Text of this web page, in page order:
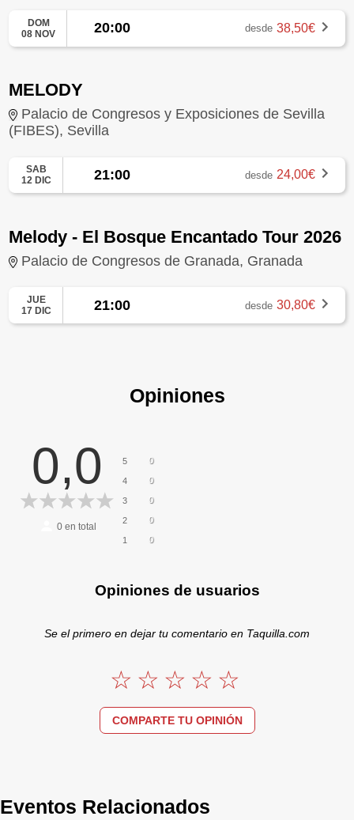
DOM
08 NOV
20:00 desde 38,50€
MELODY
Palacio de Congresos y Exposiciones de Sevilla
(FIBES), Sevilla
SAB
12 DIC
21:00 desde 24,00€
Melody - El Bosque Encantado Tour 2026
Palacio de Congresos de Granada, Granada
JUE
17 DIC
21:00 desde 30,80€
Opiniones
0,0
0en total
5 0
4 0
3 0
2 0
1 0
Opiniones de usuarios
Se el primero en dejar tu comentario en Taquilla.com
COMPARTE TU OPINIÓN
Eventos Relacionados